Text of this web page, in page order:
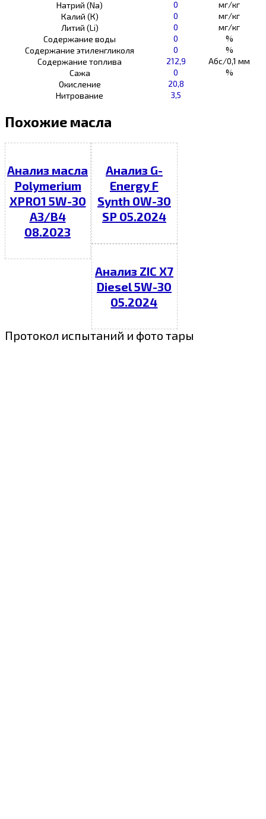
Натрий (Na)
0
мг/кг
Калий (К)
0
мг/кг
Литий (Li)
0
мг/кг
Содержание воды
0
%
Содержание этиленгликоля
0
%
Содержание топлива
212,9
Абс/0,1 мм
Сажа
0
%
Окисление
20,8
Нитрование
3,5
Похожие масла
Анализ масла
Polymerium
XPRO1 5W-30
A3/B4
08.2023
Анализ G-
Energy F
Synth 0W-30
SP 05.2024
Анализ ZIC X7
Diesel 5W-30
05.2024
Протокол испытаний и фото тары